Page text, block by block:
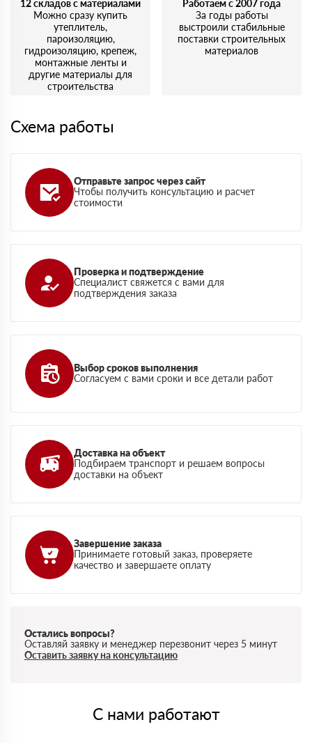
12 складов с материалами
Можно сразу купить
утеплитель,
пароизоляцию,
гидроизоляцию, крепеж,
монтажные ленты и
другие материалы для
строительства
Работаем с 2007 года
За годы работы
выстроили стабильные
поставки строительных
материалов
Схема работы
Отправьте запрос через сайт
Чтобы получить консультацию и расчет
стоимости
Проверка и подтверждение
Специалист свяжется с вами для
подтверждения заказа
Выбор сроков выполнения
Согласуем с вами сроки и все детали работ
Доставка на объект
Подбираем транспорт и решаем вопросы
доставки на объект
Завершение заказа
Принимаете готовый заказ, проверяете
качество и завершаете оплату
Остались вопросы?
Оставляй заявку и менеджер перезвонит через 5 минут
Оставить заявку на консультацию
С нами работают